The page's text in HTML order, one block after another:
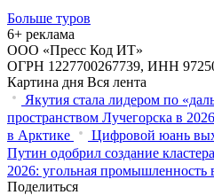
Больше туров
6+ реклама
ООО «Пресс Код ИТ»
ОГРН 1227700267739, ИНН
Картина дня Вся лента
Якутия стала лидером по
пространством Лучегорска в
в Арктике
Цифровой юань
Путин одобрил создание
2026: угольная промышленность
Поделиться